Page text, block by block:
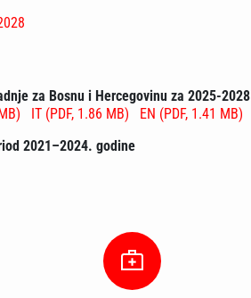
za Bosnu i Hercegovinu za 2025-2028
IT (PDF, 1.86 MB) EN (PDF, 1.41 MB)
2021–2024. godine